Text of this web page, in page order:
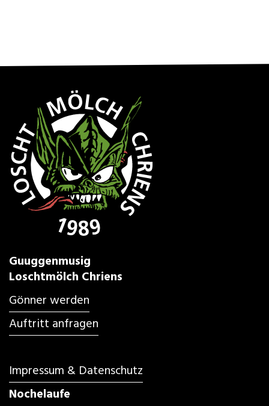
Guuggenmusig
Loschtmölch Chriens
Gönner werden
Auftritt anfragen
Impressum & Datenschutz
Nochelaufe